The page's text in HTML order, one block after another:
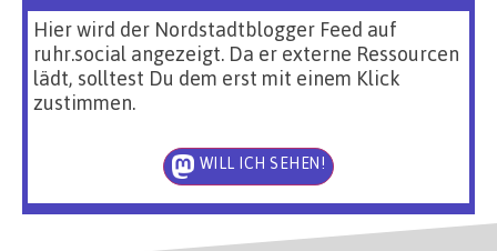
Hier wird der Nordstadtblogger Feed auf
ruhr.social angezeigt. Da er externe Ressourcen
lädt, solltest Du dem erst mit einem Klick
zustimmen.
WILL ICH SEHEN!